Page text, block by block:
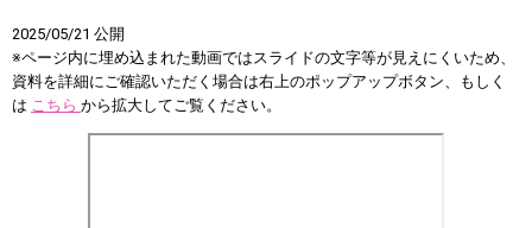
2025/05/21 公開
※ページ内に埋め込まれた動画ではスライドの文字等が見えにくいため、
資料を詳細にご確認いただく場合は右上のポップアップボタン、もしく
は こちら から拡大してご覧ください。